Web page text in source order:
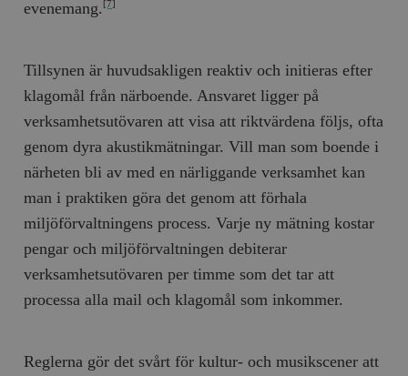
evenemang. [7]
Tillsynen är huvudsakligen reaktiv och initieras efter
klagomål från närboende. Ansvaret ligger på
verksamhetsutövaren att visa att riktvärdena följs, ofta
genom dyra akustikmätningar. Vill man som boende i
närheten bli av med en närliggande verksamhet kan
man i praktiken göra det genom att förhala
miljöförvaltningens process. Varje ny mätning kostar
pengar och miljöförvaltningen debiterar
verksamhetsutövaren per timme som det tar att
processa alla mail och klagomål som inkommer.
Reglerna gör det svårt för kultur- och musikscener att